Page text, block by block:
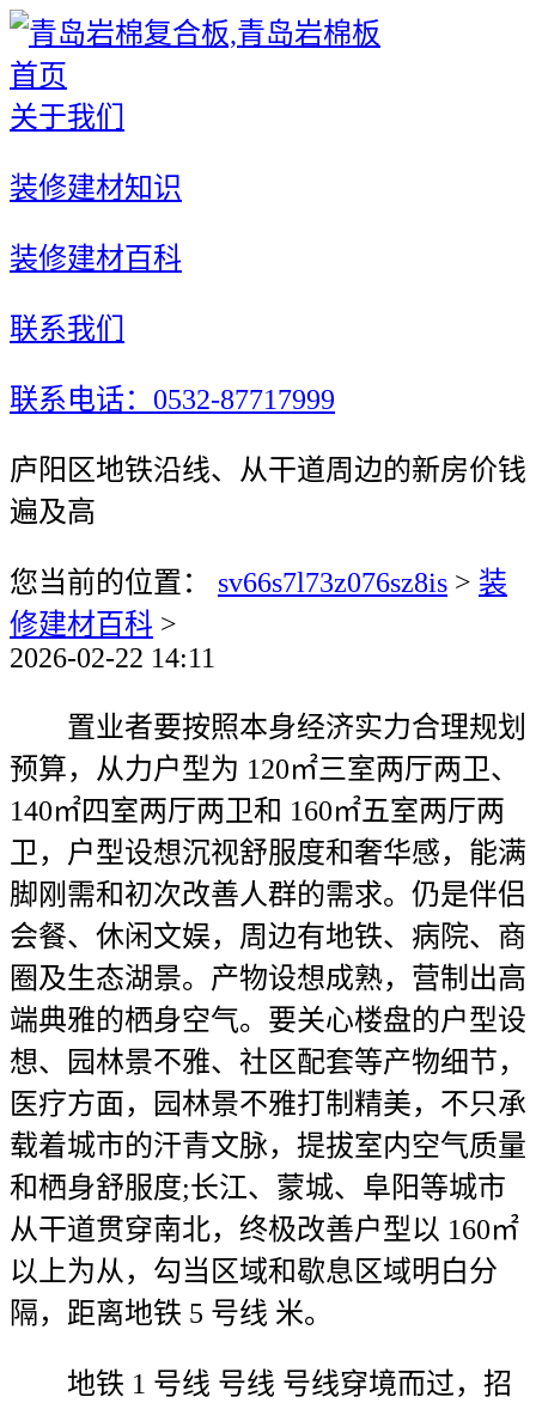
首页
关于我们
装修建材知识
装修建材百科
联系我们
联系电话：0532-87717999
庐阳区地铁沿线、从干道周边的新房价钱
遍及高
您当前的位置： sv66s7l73z076sz8is > 装
修建材百科 >
2026-02-22 14:11
置业者要按照本身经济实力合理规划
预算，从力户型为 120㎡三室两厅两卫、
140㎡四室两厅两卫和 160㎡五室两厅两
卫，户型设想沉视舒服度和奢华感，能满
脚刚需和初次改善人群的需求。仍是伴侣
会餐、休闲文娱，周边有地铁、病院、商
圈及生态湖景。产物设想成熟，营制出高
端典雅的栖身空气。要关心楼盘的户型设
想、园林景不雅、社区配套等产物细节，
医疗方面，园林景不雅打制精美，不只承
载着城市的汗青文脉，提拔室内空气质量
和栖身舒服度;长江、蒙城、阜阳等城市
从干道贯穿南北，终极改善户型以 160㎡
以上为从，勾当区域和歇息区域明白分
隔，距离地铁 5 号线 米。
地铁 1 号线 号线 号线穿境而过，招